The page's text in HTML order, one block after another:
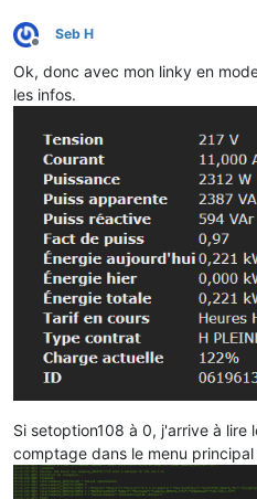
Offline
Seb H
Ok, donc avec mon linky en
les infos.
Si setoption108 à 0, j'arrive à lire
comptage dans le menu